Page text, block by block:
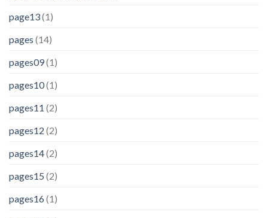
page13(1)
pages (14)
pages09(1)
pages10(1)
pages11 (2)
pages12 (2)
pages14(2)
pages15 (2)
pages16(1)